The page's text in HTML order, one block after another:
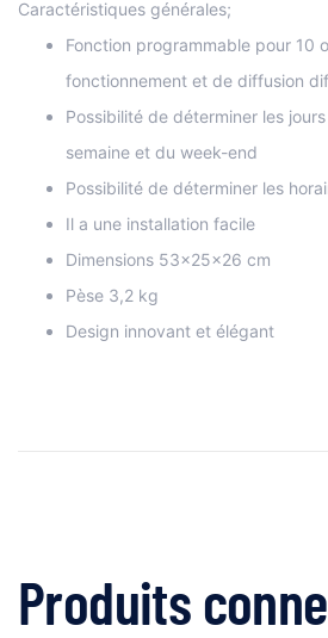
Caractéristiques générales;
Fonction programmable pour 10
fonctionnement et de diffusion
Possibilité de déterminer les
semaine et du week-end
Possibilité de déterminer les
Il a une installation facile
Dimensions 53x25x26 cm
Pèse 3,2 kg
Design innovant et élégant
Produits